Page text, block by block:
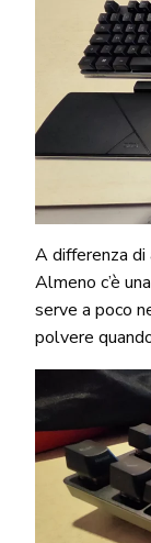
A differenza
Almeno c’è
serve a poco
polvere